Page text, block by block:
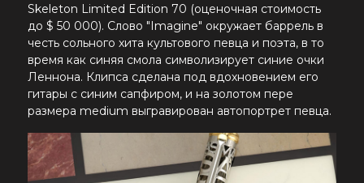
Skeleton Limited Edition 70 (оценочная стоимость
до $ 50 000). Слово "Imagine" окружает баррель в
честь сольного хита культового певца и поэта, в то
время как синяя смола символизирует синие очки
Леннона. Клипса сделана под вдохновением его
гитары с синим сапфиром, и на золотом пере
размера medium выгравирован автопортрет певца.